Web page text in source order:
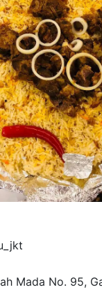
Mada No. 95,